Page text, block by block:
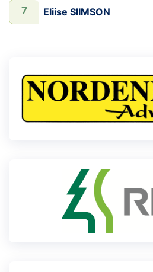
7 Eliise SIIMSON